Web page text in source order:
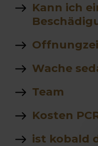
Kann ich
Wache
Team
Kosten
ist kobald